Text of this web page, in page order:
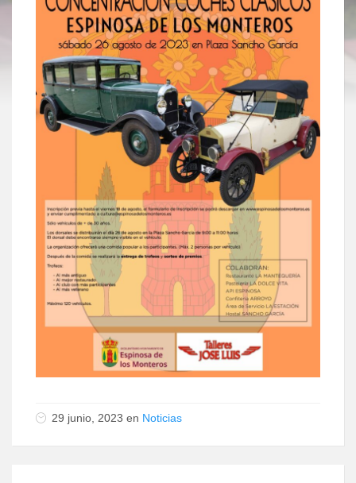
29 junio, 2023 en Noticias